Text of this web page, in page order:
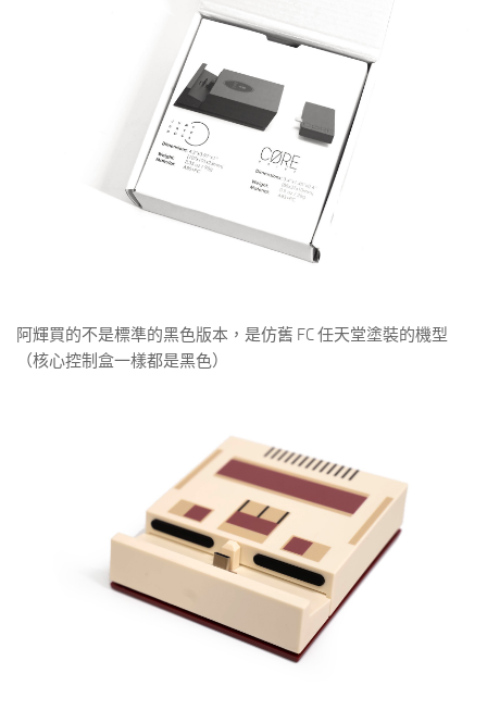
阿輝買的不是標準的黑色版本，是仿舊 FC 任天堂塗裝的機型
（核心控制盒一樣都是黑色）